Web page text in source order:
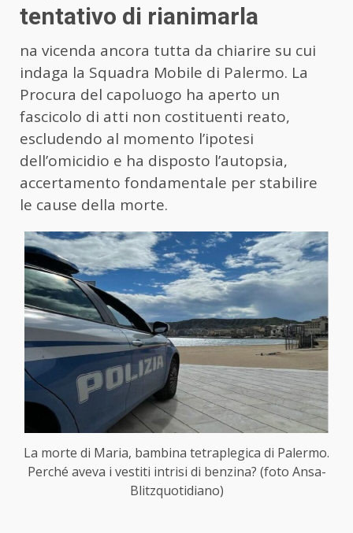
tentativo di rianimarla
na vicenda ancora tutta da chiarire su cui
indaga la Squadra Mobile di Palermo. La
Procura del capoluogo ha aperto un
fascicolo di atti non costituenti reato,
escludendo al momento l’ipotesi
dell’omicidio e ha disposto l’autopsia,
accertamento fondamentale per stabilire
le cause della morte.
La morte di Maria, bambina tetraplegica di Palermo.
Perché aveva i vestiti intrisi di benzina? (foto Ansa-
Blitzquotidiano)